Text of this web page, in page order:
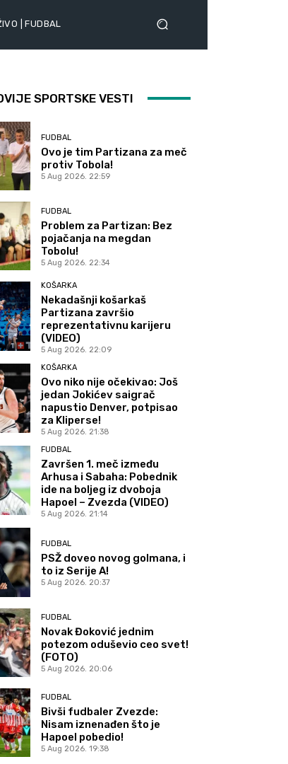
| FUDBAL
SPORTSKE VESTI
FUDBAL
Ovo je tim Partizana za meč
protiv Tobola!
5 Aug 2026. 22:59
FUDBAL
Problem za Partizan: Bez
pojačanja na megdan
Tobolu!
5 Aug 2026. 22:34
KOŠARKA
Nekadašnji košarkaš
Partizana završio
reprezentativnu karijeru
(VIDEO)
5 Aug 2026. 22:09
KOŠARKA
Ovo niko nije očekivao: Još
jedan Jokićev saigrač
napustio Denver, potpisao
za Kliperse!
5 Aug 2026. 21:38
FUDBAL
Završen 1. meč između
Arhusa i Sabaha: Pobednik
ide na boljeg iz dvoboja
Hapoel – Zvezda (VIDEO)
5 Aug 2026. 21:14
FUDBAL
PSŽ doveo novog golmana, i
to iz Serije A!
5 Aug 2026. 20:37
FUDBAL
Novak Đoković jednim
potezom oduševio ceo svet!
(FOTO)
5 Aug 2026. 20:06
FUDBAL
Bivši fudbaler Zvezde:
Nisam iznenađen što je
Hapoel pobedio!
5 Aug 2026. 19:38